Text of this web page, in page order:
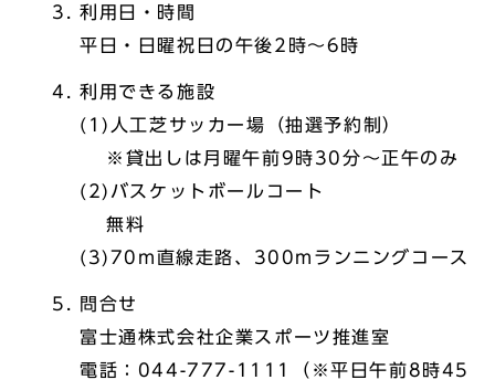
利用日・時間
平日・日曜祝日の午後2時～6時
利用できる施設
(1)人工芝サッカー場（抽選予約制）
※貸出しは月曜午前9時30分～正午のみ
(2)バスケットボールコート
無料
(3)70m直線走路、300mランニングコース
問合せ
富士通株式会社企業スポーツ推進室
電話：044-777-1111（※平日午前8時45